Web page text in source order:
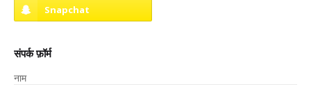
संपर्क फ़ॉर्म
नाम